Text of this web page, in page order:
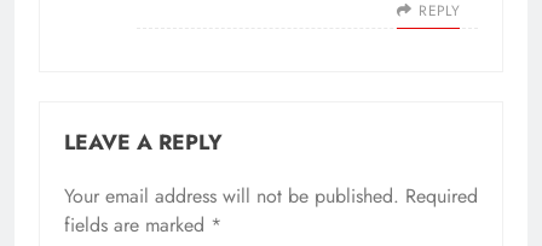
REPLY
LEAVE A REPLY
Your email address will not be published. Required
fields are marked *